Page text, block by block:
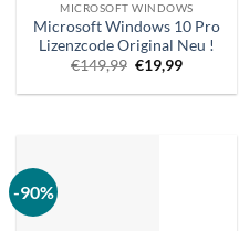
MICROSOFT WINDOWS
Microsoft Windows 10 Pro
Lizenzcode Original Neu !
€149,99 Ursprünglicher
Preis
war:
€19,99Aktueller
ist:
-90%